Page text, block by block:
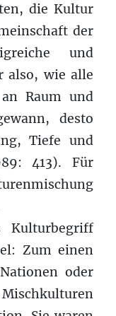
die Kultur
der
und
also, wie alle
Raum und
desto
Tiefe und
413). Für
Kulturbegriff
Zum einen
oder